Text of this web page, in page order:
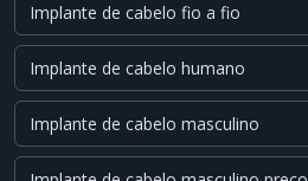
Implante de cabelo fio a fio
Implante de cabelo humano
Implante de cabelo masculino